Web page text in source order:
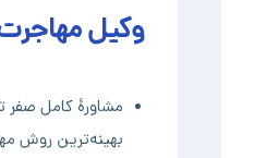
وکیل
مشاورۀ کامل
بهینه‌ترین روش